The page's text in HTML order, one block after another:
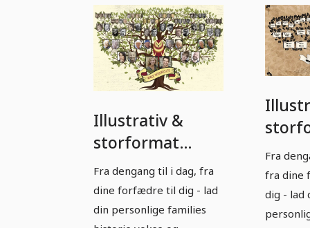
Illustrativ &
storformat
skabelon til din
familieslægtstræ
- historisk
Fra dengang til i dag, fra
dine forfædre til dig - lad
din personlige families
din
Fra
fra dine
dig - lad